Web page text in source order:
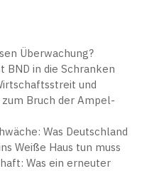
Überwachung?
BND in die Schranken
und
Bruch der Ampel-
Was Deutschland
Weiße Haus tun muss
Was ein erneuter